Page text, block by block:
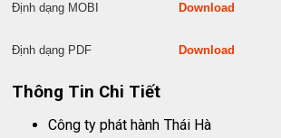
Định dạng MOBI Download
Định dạng PDF Download
Thông Tin Chi Tiết
Công ty phát hành Thái Hà